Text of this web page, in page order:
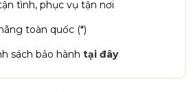
tình, phục vụ tận nơi
toàn quốc (*)
sách bảo hành tại đây